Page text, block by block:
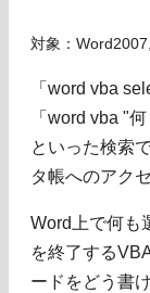
対象：
「word vba
「word vba "
といった検索
タ帳へのアク
Word上で何も
を終了する
ードをどう書